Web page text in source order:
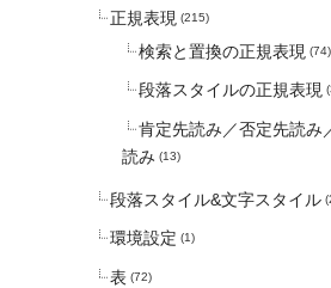
正規表現 (215)
検索と置換の正規表現 (74)
段落スタイルの正規表現
肯定先読み／否定先読み
読み (13)
段落スタイル&文字スタイル
環境設定 (1)
表 (72)